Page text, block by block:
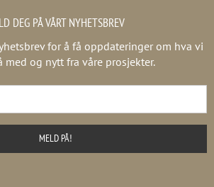
DEG PÅ VÅRT NYHETSBREV
for å få oppdateringer om hva vi
med og nytt fra våre prosjekter.